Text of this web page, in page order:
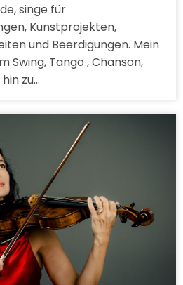
singe für
Kunstprojekten,
und Beerdigungen. Mein
Swing, Tango , Chanson,
zu…